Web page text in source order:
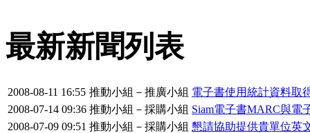
最新新聞列表
2008-08-11 16:55 推動小組－推廣小組 電子書使用統計資料取
2008-07-14 09:36 推動小組－採購小組 Siam電子書MARC與電
2008-07-09 09:51 推動小組－採購小組 懇請協助提供貴單位英